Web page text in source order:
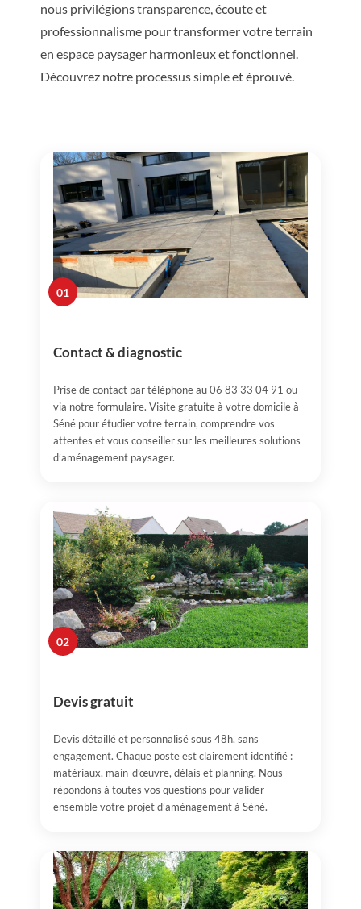
nous privilégions transparence, écoute et
professionnalisme pour transformer votre terrain
en espace paysager harmonieux et fonctionnel.
Découvrez notre processus simple et éprouvé.
01
Contact & diagnostic
Prise de contact par téléphone au 06 83 33 04 91 ou
via notre formulaire. Visite gratuite à votre domicile à
Séné pour étudier votre terrain, comprendre vos
attentes et vous conseiller sur les meilleures solutions
d’aménagement paysager.
02
Devis gratuit
Devis détaillé et personnalisé sous 48h, sans
engagement. Chaque poste est clairement identifié :
matériaux, main-d’œuvre, délais et planning. Nous
répondons à toutes vos questions pour valider
ensemble votre projet d’aménagement à Séné.